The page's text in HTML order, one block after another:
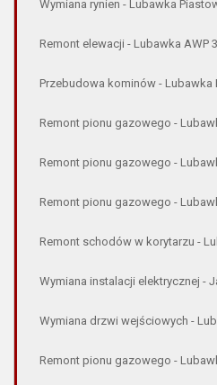
Wymiana rynien - Lubawka
Remont elewacji - Lubawka AWP
Przebudowa kominów - Lubawka
Remont pionu gazowego -
Remont pionu gazowego -
Remont pionu gazowego -
Remont schodów w korytarzu -
Wymiana instalacji elektrycznej -
Wymiana drzwi wejściowych -
Remont pionu gazowego -